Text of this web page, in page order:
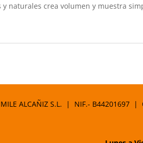
y naturales crea volumen y muestra
MILE ALCAÑIZ S.L. | NIF.- B44201697 |